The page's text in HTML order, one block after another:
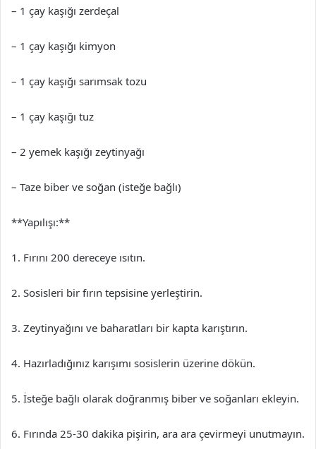
– 1 çay kaşığı zerdeçal
– 1 çay kaşığı kimyon
– 1 çay kaşığı sarımsak tozu
– 1 çay kaşığı tuz
– 2 yemek kaşığı zeytinyağı
– Taze biber ve soğan (isteğe bağlı)
**Yapılışı:**
1. Fırını 200 dereceye ısıtın.
2. Sosisleri bir fırın tepsisine yerleştirin.
3. Zeytinyağını ve baharatları bir kapta karıştırın.
4. Hazırladığınız karışımı sosislerin üzerine dökün.
5. İsteğe bağlı olarak doğranmış biber ve soğanları ekleyin.
6. Fırında 25-30 dakika pişirin, ara ara çevirmeyi unutmayın.